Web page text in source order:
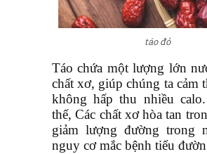
táo đỏ
Táo chứa một lượng lớn
chất xơ, giúp chúng ta cảm
không hấp thu nhiều
thế, Các chất xơ hòa tan
giảm lượng đường trong
nguy cơ mắc bệnh tiểu